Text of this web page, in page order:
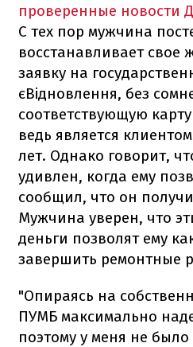
проверенные новости
С тех пор мужчина
восстанавливает свое
заявку на
єВідновлення, без
соответствующую
ведь является
лет. Однако говорит,
удивлен, когда ему
сообщил, что он
Мужчина уверен, что
деньги позволят ему
завершить ремонтные
"Опираясь на
ПУМБ максимально
поэтому у меня не